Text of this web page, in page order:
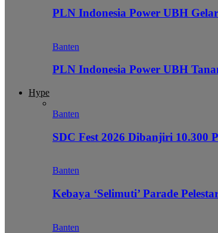
PLN Indonesia Power UBH
Banten
PLN Indonesia Power UBH
Hype
Banten
SDC Fest 2026 Dibanjiri 10.300
Banten
Kebaya ‘Selimuti’ Parade
Banten